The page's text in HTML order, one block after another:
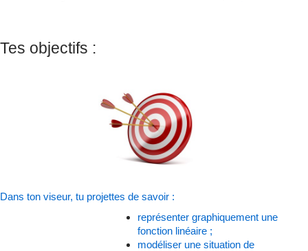
Tes objectifs :
Dans ton viseur, tu projettes de savoir :
représenter graphiquement une
fonction linéaire ;
modéliser une situation de